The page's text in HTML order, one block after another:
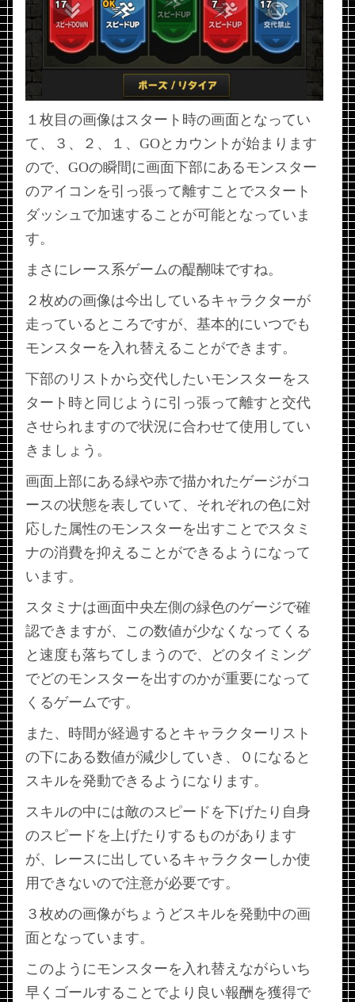
１枚目の画像はスタート時の画面となってい
て、３、２、１、GOとカウントが始まります
ので、GOの瞬間に画面下部にあるモンスター
のアイコンを引っ張って離すことでスタート
ダッシュで加速することが可能となっていま
す。
まさにレース系ゲームの醍醐味ですね。
２枚めの画像は今出しているキャラクターが
走っているところですが、基本的にいつでも
モンスターを入れ替えることができます。
下部のリストから交代したいモンスターをス
タート時と同じように引っ張って離すと交代
させられますので状況に合わせて使用してい
きましょう。
画面上部にある緑や赤で描かれたゲージがコ
ースの状態を表していて、それぞれの色に対
応した属性のモンスターを出すことでスタミ
ナの消費を抑えることができるようになって
います。
スタミナは画面中央左側の緑色のゲージで確
認できますが、この数値が少なくなってくる
と速度も落ちてしまうので、どのタイミング
でどのモンスターを出すのかが重要になって
くるゲームです。
また、時間が経過するとキャラクターリスト
の下にある数値が減少していき、０になると
スキルを発動できるようになります。
スキルの中には敵のスピードを下げたり自身
のスピードを上げたりするものがあります
が、レースに出しているキャラクターしか使
用できないので注意が必要です。
３枚めの画像がちょうどスキルを発動中の画
面となっています。
このようにモンスターを入れ替えながらいち
早くゴールすることでより良い報酬を獲得で